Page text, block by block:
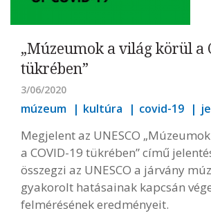
„Múzeumok a világ körül a
tükrében”
3/06/2020
múzeum kultúra covid-19
Megjelent az UNESCO
a COVID-19 tükrében” című
összegzi az UNESCO a járvány
gyakorolt ​​hatásainak kapcsán
felmérésének eredményeit.